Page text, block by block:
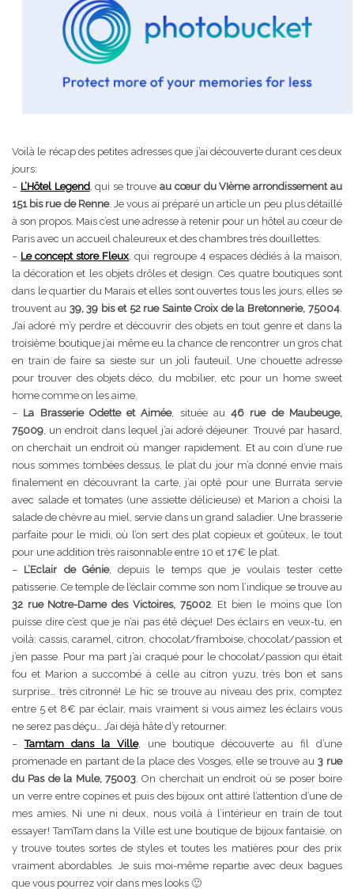
Voilà le récap des petites adresses que j’ai découverte durant ces deux
jours:
– L’Hôtel Legend, qui se trouve au cœur du VIème arrondissement au
151 bis rue de Renne. Je vous ai préparé un article un peu plus détaillé
à son propos. Mais c’est une adresse à retenir pour un hôtel au cœur de
Paris avec un accueil chaleureux et des chambres très douillettes.
– Le concept store Fleux , qui regroupe 4 espaces dédiés à la maison,
la décoration et les objets drôles et design. Ces quatre boutiques sont
dans le quartier du Marais et elles sont ouvertes tous les jours, elles se
trouvent au 39, 39 bis et 52 rue Sainte Croix de la Bretonnerie, 75004
J’ai adoré m’y perdre et découvrir des objets en tout genre et dans la
troisième boutique j’ai même eu la chance de rencontrer un gros chat
en train de faire sa sieste sur un joli fauteuil. Une chouette adresse
pour trouver des objets déco, du mobilier, etc pour un home sweet
home comme on les aime.
– La Brasserie Odette et Aimée, située au46 rue de Maubeuge,
75009 , un endroit dans lequel j’ai adoré déjeuner. Trouvé par hasard,
on cherchait un endroit où manger rapidement. Et au coin d’une rue
nous sommes tombées dessus, le plat du jour m’a donné envie mais
finalement en découvrant la carte, j’ai opté pour une Burrata servie
avec salade et tomates (une assiette délicieuse) et Marion a choisi la
salade de chèvre au miel, servie dans un grand saladier. Une brasserie
parfaite pour le midi, où l’on sert des plat copieux et goûteux, le tout
pour une addition très raisonnable entre 10 et 17€ le plat.
– L’Eclair de Génie, depuis le temps que je voulais tester cette
patisserie. Ce temple de l’éclair comme son nom l’indique se trouve au
32 rue Notre-Dame des Victoires, 75002. Et bien le moins que l’on
puisse dire c’est que je n’ai pas été déçue! Des éclairs en veux-tu, en
voilà: cassis, caramel, citron, chocolat/framboise, chocolat/passion et
j’en passe. Pour ma part j’ai craqué pour le chocolat/passion qui était
fou et Marion a succombé à celle au citron yuzu, très bon et sans
surprise… très citronné! Le hic se trouve au niveau des prix, comptez
entre 5 et 8€ par éclair, mais vraiment si vous aimez les éclairs vous
ne serez pas déçu… J’ai déjà hâte d’y retourner.
–Tamtam dans la Ville, une boutique découverte au fil d’une
promenade en partant de la place des Vosges, elle se trouve au3 rue
du Pas de la Mule, 75003. On cherchait un endroit où se poser boire
un verre entre copines et puis des bijoux ont attiré l’attention d’une de
mes amies. Ni une ni deux, nous voilà à l’intérieur en train de tout
essayer! TamTam dans la Ville est une boutique de bijoux fantaisie, on
y trouve toutes sortes de styles et toutes les matières pour des prix
vraiment abordables. Je suis moi-même repartie avec deux bagues
que vous pourrez voir dans mes looks 🙂